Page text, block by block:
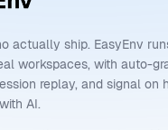
actually ship. EasyEnv
workspaces, with auto-
replay, and signal on
AI.